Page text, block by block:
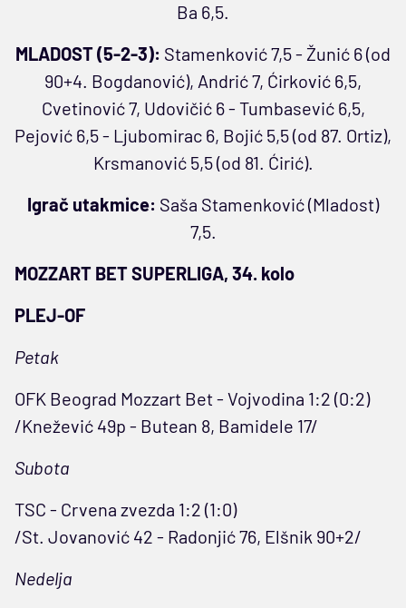
Ba 6,5.
MLADOST (5-2-3): Stamenković 7,5 - Žunić 6 (od
90+4. Bogdanović), Andrić 7, Ćirković 6,5,
Cvetinović 7, Udovičić 6 - Tumbasević 6,5,
Pejović 6,5 - Ljubomirac 6, Bojić 5,5 (od 87. Ortiz),
Krsmanović 5,5 (od 81. Ćirić).
Igrač utakmice: Saša Stamenković (Mladost)
7,5.
MOZZART BET SUPERLIGA, 34. kolo
PLEJ-OF
Petak
OFK Beograd Mozzart Bet - Vojvodina 1:2 (0:2)
/Knežević 49p - Butean 8, Bamidele 17/
Subota
TSC - Crvena zvezda 1:2 (1:0)
/St. Jovanović 42 - Radonjić 76, Elšnik 90+2/
Nedelja